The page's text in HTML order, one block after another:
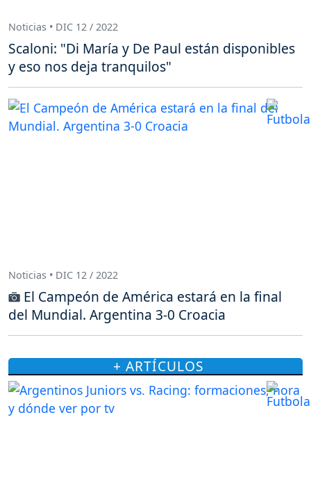
Noticias • DIC 12 / 2022
Scaloni: "Di María y De Paul están disponibles
y eso nos deja tranquilos"
Noticias • DIC 12 / 2022
El Campeón de América estará en la final
del Mundial. Argentina 3-0 Croacia
+ ARTÍCULOS